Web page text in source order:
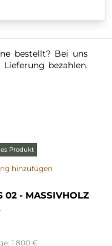
bestellt? Bei uns
bezahlen.
Produkt
hinzufügen
02 - MASSIVHOLZ
1 800 €